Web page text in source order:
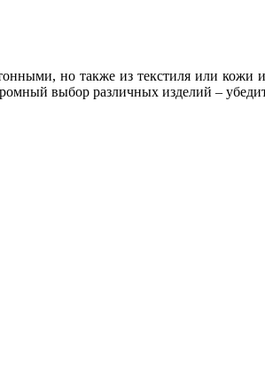
но также из текстиля или кожи
выбор различных изделий –